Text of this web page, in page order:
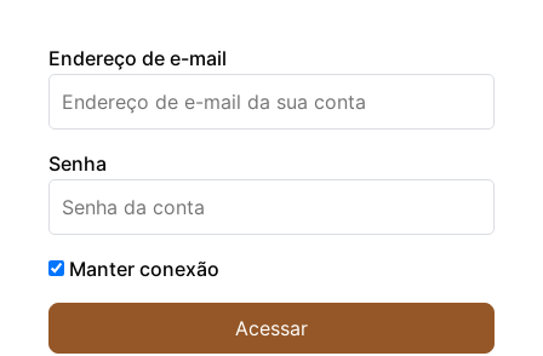
Endereço de e-mail
Senha
Manter conexão